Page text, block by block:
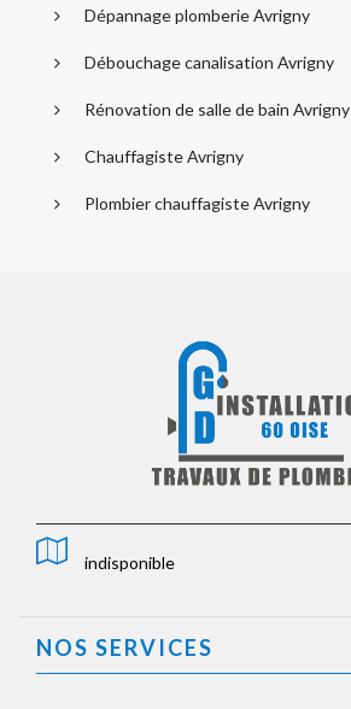
Dépannage plomberie Avrigny
Débouchage canalisation Avrigny
Rénovation de salle de bain Avrigny
Chauffagiste Avrigny
Plombier chauffagiste Avrigny
indisponible
NOS SERVICES